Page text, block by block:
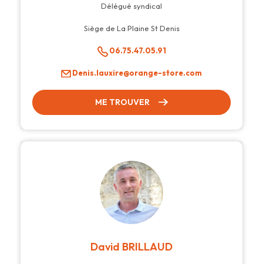
Délégué syndical
Siège de La Plaine St Denis
06.75.47.05.91
Denis.lauxire@orange-store.com
ME TROUVER
David BRILLAUD